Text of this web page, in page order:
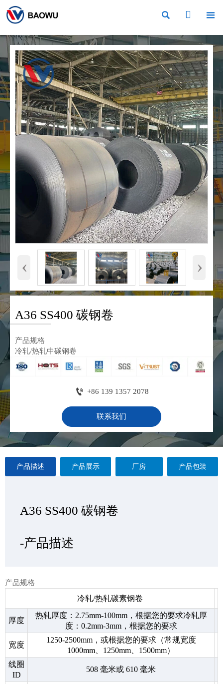
  
‹ ›
A36 SS400 碳钢卷
产品规格
冷轧/热轧中碳钢卷
 +86 139 1357 2078
联系我们
产品描述 产品展示 厂房 产品包装
A36 SS400 碳钢卷
-产品描述
产品规格
冷轧/热轧碳素钢卷
厚度
热轧厚度：2.75mm-100mm，根据您的要求冷轧厚
度：0.2mm-3mm，根据您的要求
宽度
1250-2500mm，或根据您的要求（常规宽度
1000mm、1250mm、1500mm）
线圈
ID
508 毫米或 610 毫米
A36 SS400 碳钢卷
—产品展示
A36 SS400 碳钢卷
-厂房
A36 SS400 碳钢卷
-产品包装